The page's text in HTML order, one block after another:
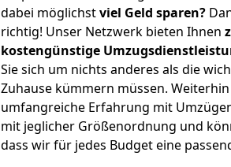
dabei möglichstviel Geld sparen?
richtig! Unser Netzwerk bieten Ihnen
kostengünstige
Sie sich um nichts anderes als die
Zuhause kümmern müssen.
umfangreiche Erfahrung mit
mit jeglicher Größenordnung und
dass wir für jedes Budget eine